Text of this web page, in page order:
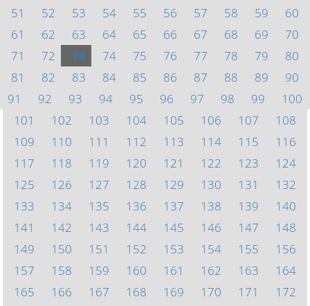
51
52 53 54 55 56 57 58 59
60
61
62 63 64 65 66 67 68 69
70
71
72 73 74 75 76 77 78 79
80
81
82 83 84 85 86 87 88 89
90
91
92 93 94 95 96 97 98 99
100
101
102 103 104 105 106 107
108
109
110 111 112 113 114 115
116
117
118 119 120 121 122 123
124
125
126 127 128 129 130 131
132
133
134 135 136 137 138 139
140
141
142 143 144 145 146 147
148
149
150 151 152 153 154 155
156
157
158 159 160 161 162 163
164
165
166 167 168 169 170 171
172